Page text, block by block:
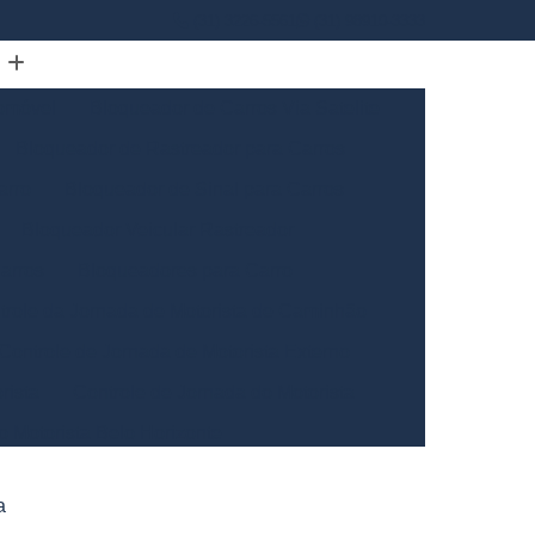
de Jornada Motorista de Caminhão